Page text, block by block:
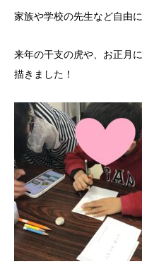
家族や学校の先生など自由
来年の干支の虎や、お正月
描きました！